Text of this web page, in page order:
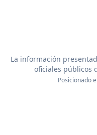
La información
oficiales públicos
Posicionado